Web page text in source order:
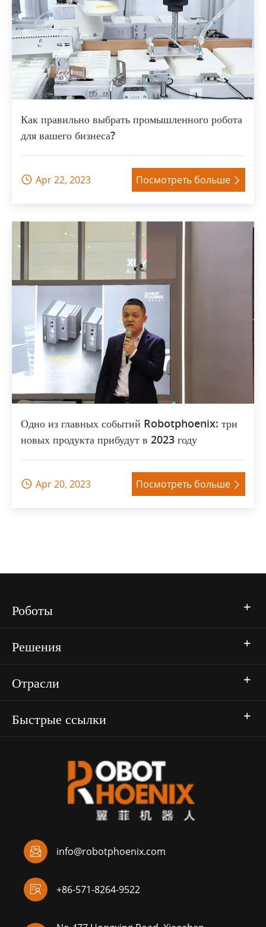
Как правильно выбрать промышленного робота
для вашего бизнеса?
 Apr 22, 2023 Посмотреть больше 
Одно из главных событий Robotphoenix: три
новых продукта прибудут в 2023 году
 Apr 20, 2023 Посмотреть больше 
Роботы
Решения
Отрасли
Быстрые ссылки
info@robotphoenix.com

+86-571-8264-9522
